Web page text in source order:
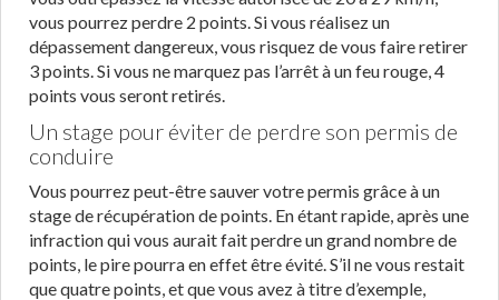
vous pourrez perdre 2 points. Si vous réalisez un
dépassement dangereux, vous risquez de vous faire retirer
3 points. Si vous ne marquez pas l’arrêt à un feu rouge, 4
points vous seront retirés.
Un stage pour éviter de perdre son permis de
conduire
Vous pourrez peut-être sauver votre permis grâce à un
stage de récupération de points. En étant rapide, après une
infraction qui vous aurait fait perdre un grand nombre de
points, le pire pourra en effet être évité. S’il ne vous restait
que quatre points, et que vous avez à titre d’exemple,